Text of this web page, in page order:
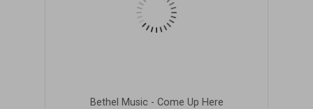
Bethel Music - Come Up Here